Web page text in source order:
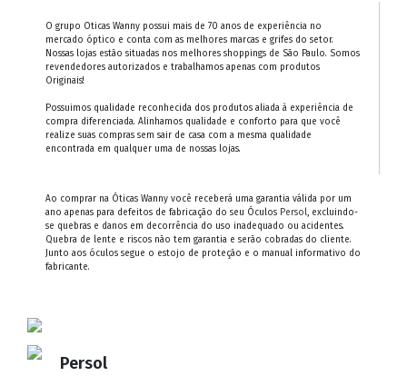
O grupo Oticas Wanny possui mais de 70 anos de experiência no
mercado óptico e conta com as melhores marcas e grifes do setor.
Nossas lojas estão situadas nos melhores shoppings de São Paulo. Somos
revendedores autorizados e trabalhamos apenas com produtos
Originais!
Possuimos qualidade reconhecida dos produtos aliada à experiência de
compra diferenciada. Alinhamos qualidade e conforto para que você
realize suas compras sem sair de casa com a mesma qualidade
encontrada em qualquer uma de nossas lojas.
Ao comprar na Óticas Wanny você receberá uma garantia válida por um
ano apenas para defeitos de fabricação do seu Óculos Persol, excluindo-
se quebras e danos em decorrência do uso inadequado ou acidentes.
Quebra de lente e riscos não tem garantia e serão cobradas do cliente.
Junto aos óculos segue o estojo de proteção e o manual informativo do
fabricante.
Persol